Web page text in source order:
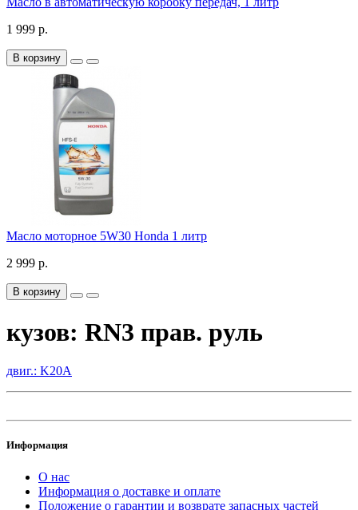
1 999 р.
В корзину
Масло моторное 5W30 Honda 1 литр
2 999 р.
В корзину
кузов: RN3 прав. руль
двиг.: K20A
Информация
О нас
Информация о доставке и оплате
Положение о гарантии и возврате запасных частей